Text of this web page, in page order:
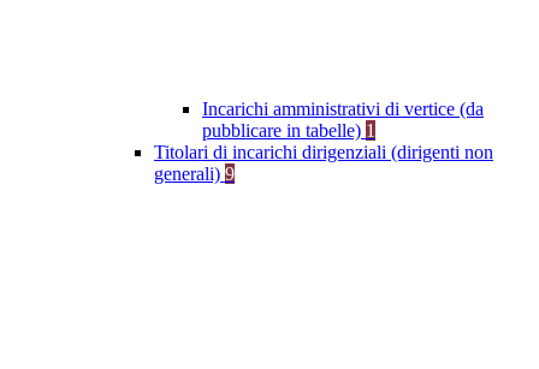
Incarichi amministrativi di vertice (da
pubblicare in tabelle) 1
Titolari di incarichi dirigenziali (dirigenti non
generali) 9